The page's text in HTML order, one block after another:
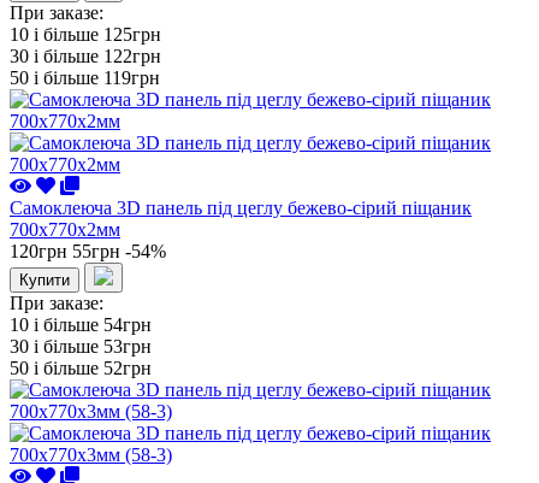
При заказе:
10 i більше 125грн
30 i більше 122грн
50 i більше 119грн
Самоклеюча 3D панель під цеглу бежево-сірий піщаник
700x770x2мм
120грн 55грн -54%
Купити
При заказе:
10 i більше 54грн
30 i більше 53грн
50 i більше 52грн